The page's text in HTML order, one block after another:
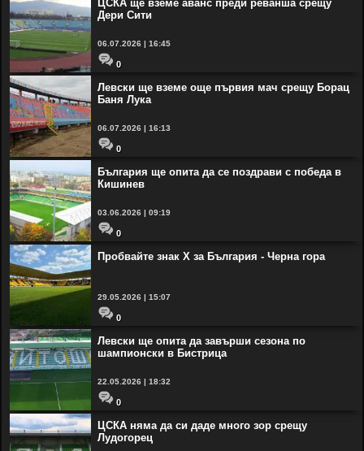
ЦСКА ще вземе аванс преди реванша срещу
Дери Сити
06.07.2026 | 16:45
0
Левски ще вземе още първия мач срещу Борац
Баня Лука
06.07.2026 | 16:13
0
България ще опита да се поздрави с победа в
Кишинев
03.06.2026 | 09:19
0
Пробвайте знак Х за България - Черна гора
29.05.2026 | 15:07
0
Левски ще опита да завърши сезона по
шампионски в Бистрица
22.05.2026 | 18:32
0
ЦСКА няма да си даде много зор срещу
Лудогорец